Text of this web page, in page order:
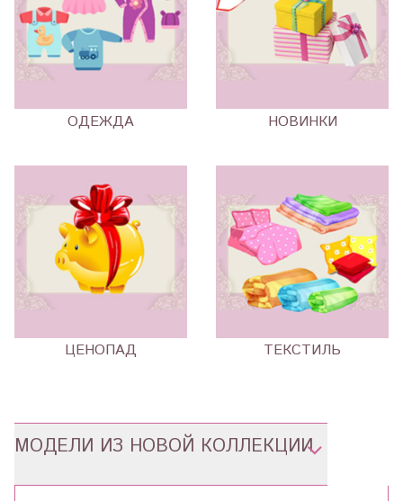
ОДЕЖДА НОВИНКИ
ЦЕНОПАД ТЕКСТИЛЬ
МОДЕЛИ ИЗ НОВОЙ КОЛЛЕКЦИИ